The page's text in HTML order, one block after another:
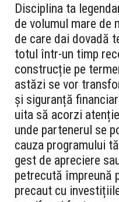
Disciplina ta
de volumul mare de
de care dai dovadă
totul într-un timp
construcție pe
astăzi se vor
și siguranță
uita să acorzi
unde partenerul se
cauza programului
gest de apreciere
petrecută împreună
precaut cu